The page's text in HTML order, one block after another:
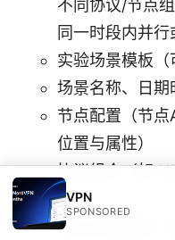
不同协议/节点
同一时段内并行
实验场景模板（
场景名称、日期
节点配置（节
位置与属性）
协议组合（如
等）
关键指标记录：
VPN
SPONSORED